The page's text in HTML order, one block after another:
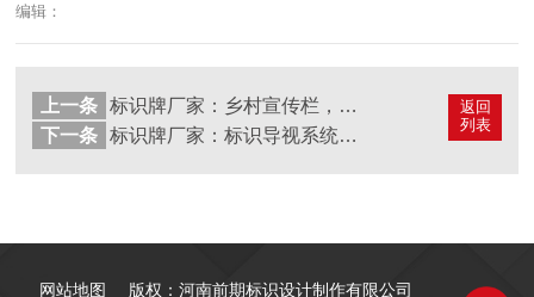
编辑：
返回
列表
上一条
标识牌厂家：乡村宣传栏，弘扬乡土文化的载体
下一条
标识牌厂家：标识导视系统设计与艺术创作
网站地图 版权：河南前期标识设计制作有限公司